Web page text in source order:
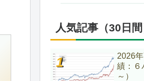
人気記事（30日間
2026
績：６
～）